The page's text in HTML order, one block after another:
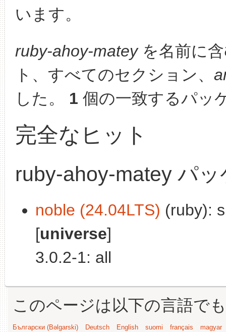
います。
ruby-ahoy-mateyを名前に
ト、すべてのセクション、
した。 1 個の一致するパッ
完全なヒット
ruby-ahoy-matey パ
noble (24.04LTS) (ruby):
[universe]
3.0.2-1: all
このページは以下の言語で
Български (Bəlgarski) Deutsch English suomi français
magyar